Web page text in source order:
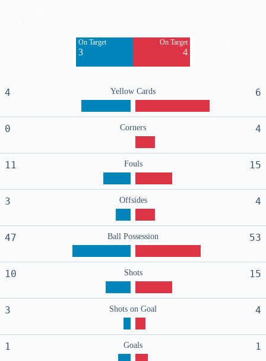
On Target
3
On Target
4
4 Yellow Cards 6
0 Corners 4
11 Fouls 15
3 Offsides 4
47 Ball Possession 53
10 Shots 15
3 Shots on Goal 4
1 Goals 1